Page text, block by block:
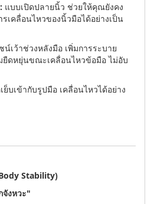
แบบเปิดปลายนิ้ว ช่วยให้คุณยังคง
เคลื่อนไหวของนิ้วมือได้อย่างเป็น
น์เว้าช่วงหลังมือ เพิ่มการระบาย
ยืดหยุ่นขณะเคลื่อนไหวข้อมือ ไม่อับ
ย็บเข้ากับรูปมือ เคลื่อนไหวได้อย่าง
Stability)
งหวะ"